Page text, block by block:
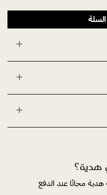
هدية؟
مجانًا عند الدفع